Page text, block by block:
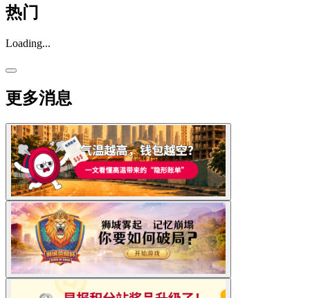
热门
Loading...
更多消息